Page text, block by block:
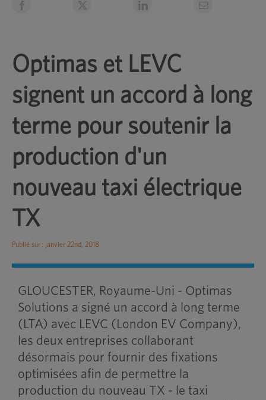
Optimas et LEVC
signent un accord à long
terme pour soutenir la
production d'un
nouveau taxi électrique
TX
Publié sur : janvier 22nd, 2018
GLOUCESTER, Royaume-Uni - Optimas
Solutions a signé un accord à long terme
(LTA) avec LEVC (London EV Company),
les deux entreprises collaborant
désormais pour fournir des fixations
optimisées afin de permettre la
production du nouveau TX - le taxi